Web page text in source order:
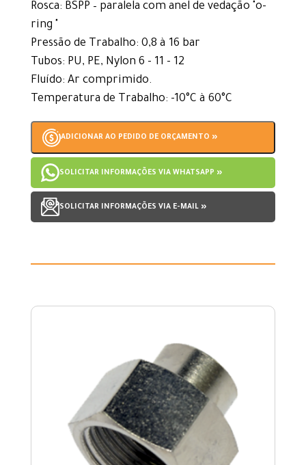
Rosca: BSPP – paralela com anel de vedação "o-
ring "
Pressão de Trabalho: 0,8 à 16 bar
Tubos: PU, PE, Nylon 6 - 11 - 12
Fluído: Ar comprimido.
Temperatura de Trabalho: -10°C à 60°C
ADICIONAR AO PEDIDO DE ORÇAMENTO »
SOLICITAR INFORMAÇÕES VIA WHATSAPP »
SOLICITAR INFORMAÇÕES VIA E-MAIL »